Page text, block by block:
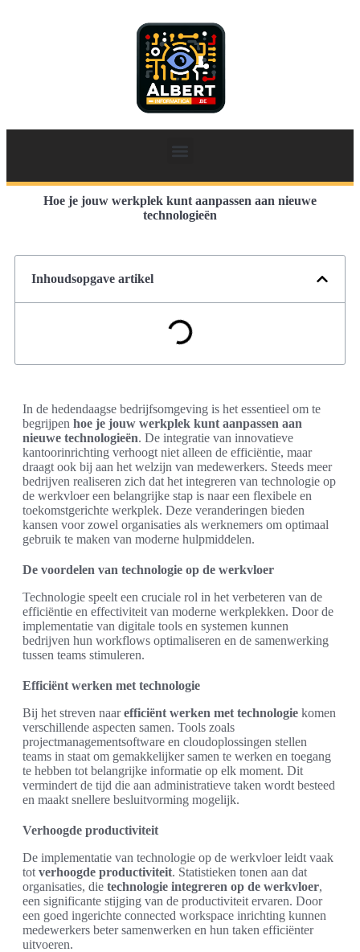
Hoe je jouw werkplek kunt aanpassen aan nieuwe
technologieën
Inhoudsopgave artikel
In de hedendaagse bedrijfsomgeving is het essentieel om te
begrijpen hoe je jouw werkplek kunt aanpassen aan
nieuwe technologieën. De integratie van innovatieve
kantoorinrichting verhoogt niet alleen de efficiëntie, maar
draagt ook bij aan het welzijn van medewerkers. Steeds meer
bedrijven realiseren zich dat het integreren van technologie op
de werkvloer een belangrijke stap is naar een flexibele en
toekomstgerichte werkplek. Deze veranderingen bieden
kansen voor zowel organisaties als werknemers om optimaal
gebruik te maken van moderne hulpmiddelen.
De voordelen van technologie op de werkvloer
Technologie speelt een cruciale rol in het verbeteren van de
efficiëntie en effectiviteit van moderne werkplekken. Door de
implementatie van digitale tools en systemen kunnen
bedrijven hun workflows optimaliseren en de samenwerking
tussen teams stimuleren.
Efficiënt werken met technologie
Bij het streven naarefficiënt werken met technologie komen
verschillende aspecten samen. Tools zoals
projectmanagementsoftware en cloudoplossingen stellen
teams in staat om gemakkelijker samen te werken en toegang
te hebben tot belangrijke informatie op elk moment. Dit
vermindert de tijd die aan administratieve taken wordt besteed
en maakt snellere besluitvorming mogelijk.
Verhoogde productiviteit
De implementatie van technologie op de werkvloer leidt vaak
tot verhoogde productiviteit. Statistieken tonen aan dat
organisaties, die technologie integreren op de werkvloer,
een significante stijging van de productiviteit ervaren. Door
een goed ingerichte connected workspace inrichting kunnen
medewerkers beter samenwerken en hun taken efficiënter
uitvoeren.